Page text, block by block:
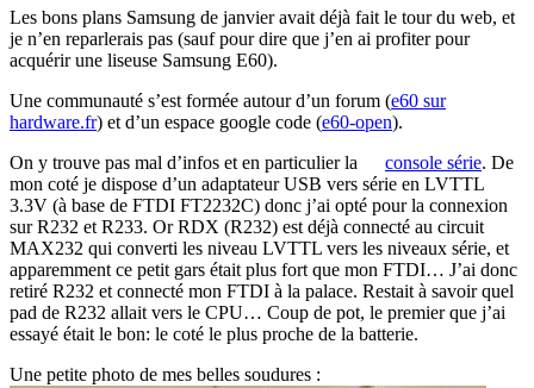
Les bons plans Samsung de janvier avait déjà fait le tour du web, et
je n’en reparlerais pas (sauf pour dire que j’en ai profiter pour
acquérir une liseuse Samsung E60).
Une communauté s’est formée autour d’un forum (e60 sur
hardware.fr) et d’un espace google code (e60-open).
On y trouve pas mal d’infos et en particulier la
console série. De
mon coté je dispose d’un adaptateur USB vers série en LVTTL
3.3V (à base de FTDI FT2232C) donc j’ai opté pour la connexion
sur R232 et R233. Or RDX (R232) est déjà connecté au circuit
MAX232 qui converti les niveau LVTTL vers les niveaux série, et
apparemment ce petit gars était plus fort que mon FTDI… J’ai donc
retiré R232 et connecté mon FTDI à la palace. Restait à savoir quel
pad de R232 allait vers le CPU… Coup de pot, le premier que j’ai
essayé était le bon: le coté le plus proche de la batterie.
Une petite photo de mes belles soudures :